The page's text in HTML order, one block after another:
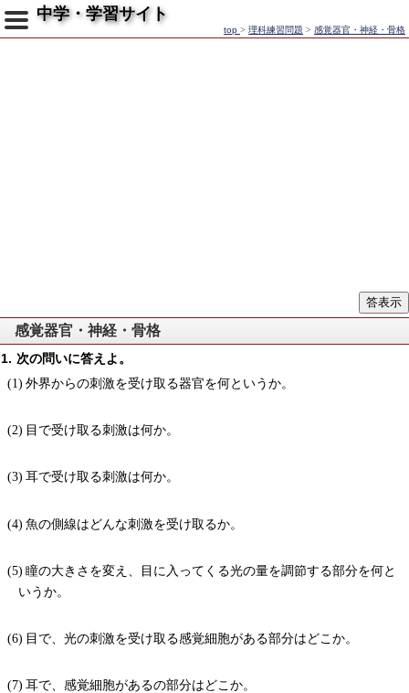
中学・学習サイト
top > 理科練習問題 > 感覚器官・神経・骨格
感覚器官・神経・骨格
次の問いに答えよ。
外界からの刺激を受け取る器官を何というか。
目で受け取る刺激は何か。
耳で受け取る刺激は何か。
魚の側線はどんな刺激を受け取るか。
瞳の大きさを変え、目に入ってくる光の量を調節する部分を何と
いうか。
目で、光の刺激を受け取る感覚細胞がある部分はどこか。
耳で、感覚細胞があるの部分はどこか。